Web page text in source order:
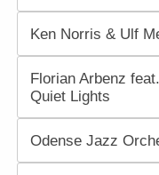
Ken Norris & Ulf
Florian Arbenz
Quiet Lights
Odense Jazz